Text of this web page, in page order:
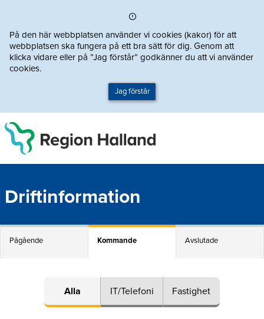
På den här webbplatsen använder vi cookies (kakor) för att
webbplatsen ska fungera på ett bra sätt för dig. Genom att
klicka vidare eller på ”Jag förstår” godkänner du att vi använder
cookies.
Jag förstår
Driftinformation
Pågående Kommande Avslutade
Alla IT/Telefoni Fastighet